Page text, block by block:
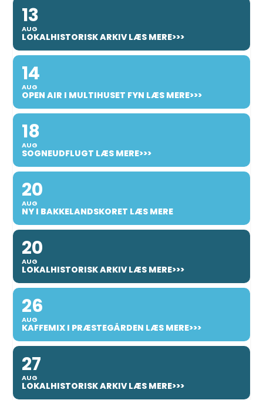
13
AUG
LOKALHISTORISK ARKIV LÆS MERE>>>
14
AUG
OPEN AIR I MULTIHUSET FYN LÆS MERE>>>
18
AUG
SOGNEUDFLUGT LÆS MERE>>>
20
AUG
NY I BAKKELANDSKORET LÆS MERE
20
AUG
LOKALHISTORISK ARKIV LÆS MERE>>>
26
AUG
KAFFEMIX I PRÆSTEGÅRDEN LÆS MERE>>>
27
AUG
LOKALHISTORISK ARKIV LÆS MERE>>>